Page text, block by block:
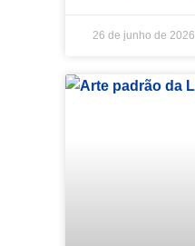
26 de junho de 2026